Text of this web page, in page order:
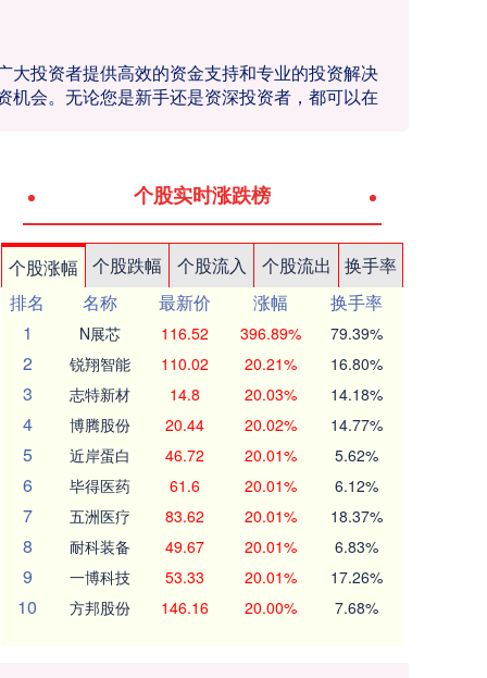
大投资者提供高效的资金支持和专业的投资解决
会。无论您是新手还是资深投资者，都可以在
个股实时涨跌榜
个股涨幅 个股跌幅 个股流入 个股流出
换手率
排名
名称 最新价 涨幅
换手率
1
N展芯 116.52 396.89% 79.39%
2 锐翔智能 110.02 20.21% 16.80%
3 志特新材 14.8 20.03% 14.18%
4 博腾股份 20.44 20.02% 14.77%
5 近岸蛋白 46.72 20.01% 5.62%
6 毕得医药 61.6 20.01% 6.12%
7 五洲医疗 83.62 20.01% 18.37%
8 耐科装备 49.67 20.01% 6.83%
9 一博科技 53.33 20.01% 17.26%
10 方邦股份 146.16 20.00% 7.68%